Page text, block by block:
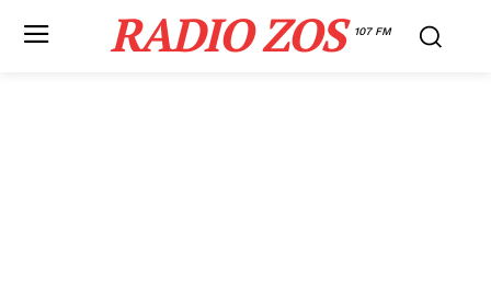
RADIO ZOS 107 FM